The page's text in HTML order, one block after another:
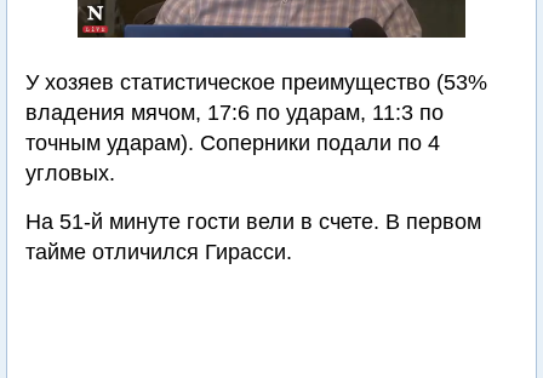
У хозяев статистическое преимущество (53%
владения мячом, 17:6 по ударам, 11:3 по
точным ударам). Соперники подали по 4
угловых.
На 51-й минуте гости вели в счете. В первом
тайме отличился Гирасси.